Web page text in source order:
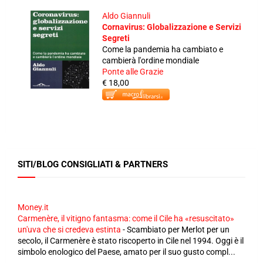
Aldo Giannuli
Cornavirus: Globalizzazione e Servizi
Segreti
Come la pandemia ha cambiato e
cambierà l'ordine mondiale
Ponte alle Grazie
€ 18,00
SITI/BLOG CONSIGLIATI & PARTNERS
Money.it
Carmenère, il vitigno fantasma: come il Cile ha «resuscitato»
un'uva che si credeva estinta -Scambiato per Merlot per un
secolo, il Carmenère è stato riscoperto in Cile nel 1994. Oggi è il
simbolo enologico del Paese, amato per il suo gusto compl...